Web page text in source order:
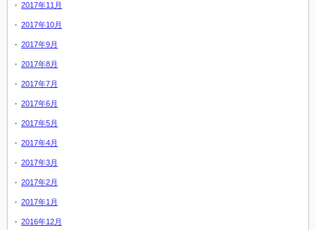
2017年11月
2017年10月
2017年9月
2017年8月
2017年7月
2017年6月
2017年5月
2017年4月
2017年3月
2017年2月
2017年1月
2016年12月